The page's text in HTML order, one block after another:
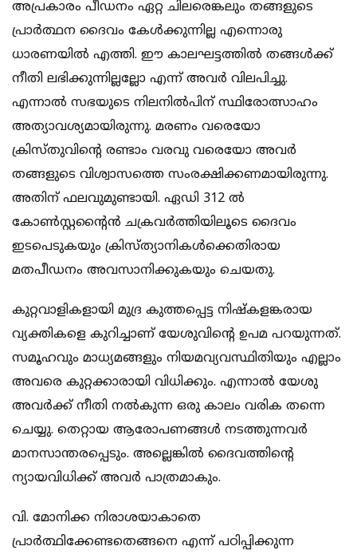
അപ്രകാരം പീഡനം ഏറ്റ ചിലരെങ്കലും തങ്ങളുടെ
പ്രാര്‍ത്ഥന ദൈവം കേള്‍ക്കുന്നില്ല എന്നൊരു
ധാരണയില്‍ എത്തി. ഈ കാലഘട്ടത്തില്‍ തങ്ങള്‍ക്ക്
നീതി ലഭിക്കുന്നില്ലല്ലോ എന്ന് അവര്‍ വിലപിച്ചു.
എന്നാല്‍ സഭയുടെ നിലനില്‍പിന് സ്ഥിരോത്സാഹം
അത്യാവശ്യമായിരുന്നു. മരണം വരെയോ
ക്രിസ്തുവിന്റെ രണ്ടാം വരവു വരെയോ അവര്‍
തങ്ങളുടെ വിശ്വാസത്തെ സംരക്ഷിക്കണമായിരുന്നു.
അതിന് ഫലവുമുണ്ടായി. ഏഡി 312 ല്‍
കോണ്‍സ്റ്റന്റൈന്‍ ചക്രവര്‍ത്തിയിലൂടെ ദൈവം
ഇടപെടുകയും ക്രിസ്ത്യാനികള്‍ക്കെതിരായ
മതപീഡനം അവസാനിക്കുകയും ചെയതു.
കുറ്റവാളികളായി മുദ്ര കുത്തപ്പെട്ട നിഷ്‌കളങ്കരായ
വ്യക്തികളെ കുറിച്ചാണ് യേശുവിന്റെ ഉപമ പറയുന്നത്.
സമൂഹവും മാധ്യമങ്ങളും നിയമവ്യവസ്ഥിതിയും എല്ലാം
അവരെ കുറ്റക്കാരായി വിധിക്കും. എന്നാല്‍ യേശു
അവര്‍ക്ക് നീതി നല്‍കുന്ന ഒരു കാലം വരിക തന്നെ
ചെയ്യു. തെറ്റായ ആരോപണങ്ങള്‍ നടത്തുന്നവര്‍
മാനസാന്തരപ്പെടും. അല്ലെങ്കില്‍ ദൈവത്തിന്റെ
ന്യായവിധിക്ക് അവര്‍ പാത്രമാകും.
വി. മോനിക്ക നിരാശയാകാതെ
പ്രാര്‍ത്ഥിക്കേണ്ടതെങ്ങനെ എന്ന് പഠിപ്പിക്കുന്ന